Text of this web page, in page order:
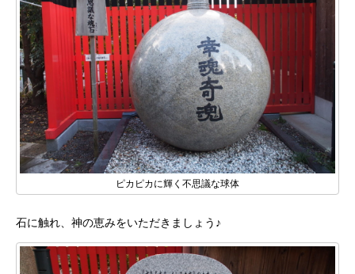
ピカピカに輝く不思議な球体
石に触れ、神の恵みをいただきましょう♪